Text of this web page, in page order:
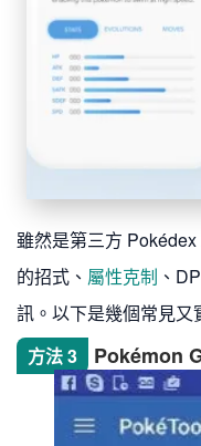
雖然是第三方
的招式、 屬性克制 、
訊。以下是幾個常見又
方法 3
Pokémon